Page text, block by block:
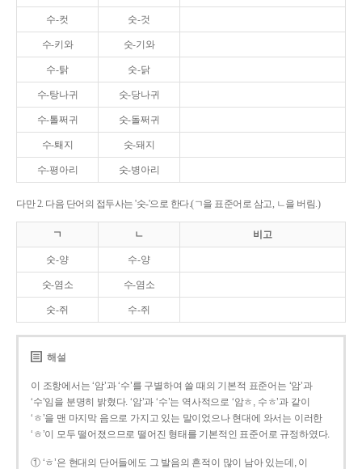
수-컷 숫-것
수-키와 숫-기와
수-탉 숫-닭
수-탕나귀 숫-당나귀
수-톨쩌귀 숫-돌쩌귀
수-퇘지 숫-돼지
수-평아리 숫-병아리
다만 2. 다음 단어의 접두사는 '숫-'으로 한다.(ㄱ을 표준어로 삼고, ㄴ을 버림.)
ㄱ ㄴ 비고
숫-양 수-양
숫-염소 수-염소
숫-쥐 수-쥐
해설
이 조항에서는 ‘암’과 ‘수’를 구별하여 쓸 때의 기본적 표준어는 ‘암’과
‘수’임을 분명히 밝혔다. ‘암’과 ‘수’는 역사적으로 ‘암ㅎ, 수ㅎ’과 같이
‘ㅎ’을 맨 마지막 음으로 가지고 있는 말이었으나 현대에 와서는 이러한
‘ㅎ’이 모두 떨어졌으므로 떨어진 형태를 기본적인 표준어로 규정하였다.
① ‘ㅎ’은 현대의 단어들에도 그 발음의 흔적이 많이 남아 있는데, 이